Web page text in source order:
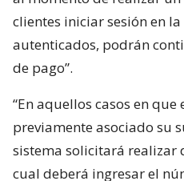
clientes iniciar sesión en
autenticados, podrán
de pago”.
“En aquellos casos en que
previamente asociado su
sistema solicitará realizar
cual deberá ingresar el